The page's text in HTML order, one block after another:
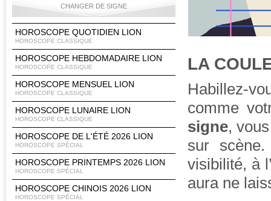
CHANGER DE SIGNE
Bélier Taureau Gémeaux Cancer
Lion Vierge
Sagittaire Capricorne
HOROSCOPE QUOTIDIEN LION
HOROSCOPE CLASSIQUE
HOROSCOPE HEBDOMADAIRE LION
HOROSCOPE CLASSIQUE
HOROSCOPE MENSUEL LION
HOROSCOPE CLASSIQUE
HOROSCOPE LUNAIRE LION
HOROSCOPE CLASSIQUE
HOROSCOPE DE L'ÉTÉ 2026 LION
HOROSCOPE SPÉCIAL
HOROSCOPE PRINTEMPS 2026 LION
HOROSCOPE SPÉCIAL
HOROSCOPE CHINOIS 2026 LION
HOROSCOPE SPÉCIAL
LA
Habillez-
comme
signe,
sur
visibilité, à
aura ne